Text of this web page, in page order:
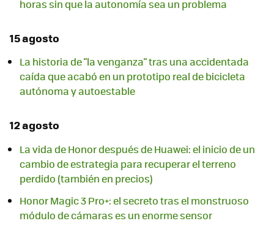
horas sin que la autonomía sea un problema
15 agosto
La historia de "la venganza" tras una accidentada
caída que acabó en un prototipo real de bicicleta
autónoma y autoestable
12 agosto
La vida de Honor después de Huawei: el inicio de un
cambio de estrategia para recuperar el terreno
perdido (también en precios)
Honor Magic 3 Pro+: el secreto tras el monstruoso
módulo de cámaras es un enorme sensor